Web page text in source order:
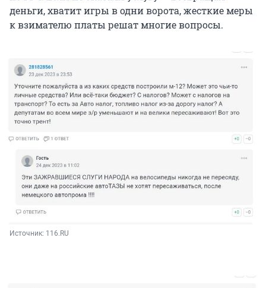
деньги, хватит игры в одни ворота, жесткие меры
к взимателю платы решат многие вопросы.
Источник: 116.RU